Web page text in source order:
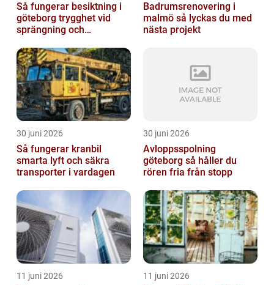
Så fungerar besiktning i
göteborg trygghet vid
sprängning och
Badrumsrenovering i
malmö så lyckas du med
nästa projekt
30 juni 2026
Så fungerar kranbil
smarta lyft och säkra
transporter i vardagen
30 juni 2026
Avloppsspolning
göteborg så håller du
rören fria från stopp
11 juni 2026 11 juni 2026